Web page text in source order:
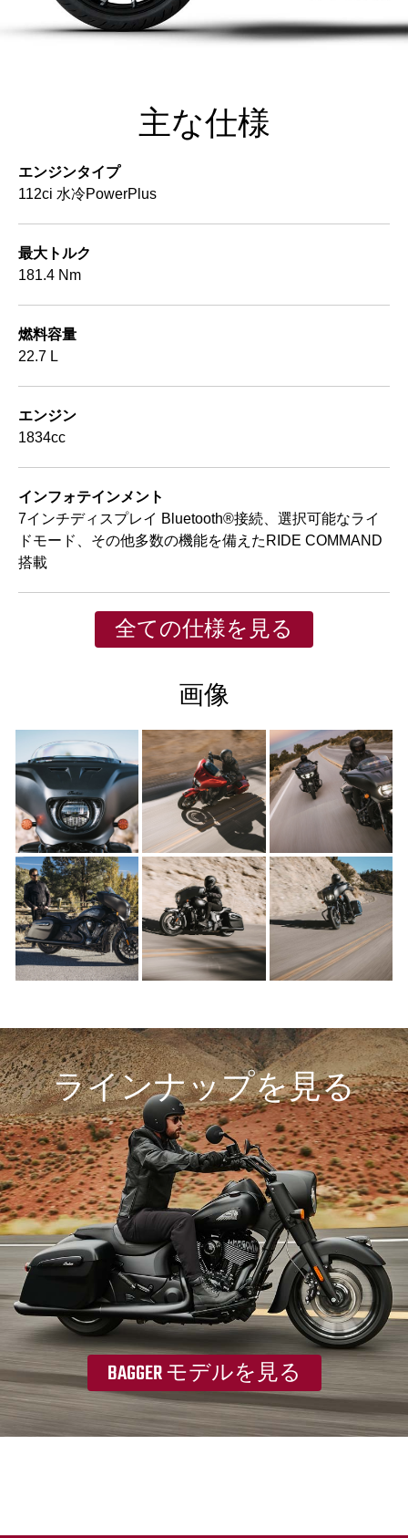
主な仕様
エンジンタイプ
112ci 水冷PowerPlus
最大トルク
181.4 Nm
燃料容量
22.7 L
エンジン
1834cc
インフォテインメント
7インチディスプレイ Bluetooth®接続、選択可能なライ
ドモード、その他多数の機能を備えたRIDE COMMAND
搭載
全ての仕様を見る
画像
ラインナップを見る
BAGGER モデルを見る